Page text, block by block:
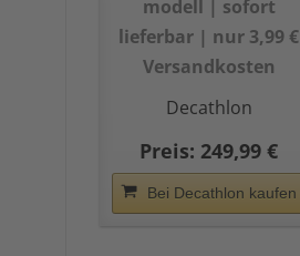
modell | sofort
lieferbar | nur 3,99 €
Versandkosten
Decathlon
Preis: 249,99 €
Bei Decathlon kaufen